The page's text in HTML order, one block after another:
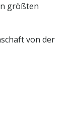
größten
von der